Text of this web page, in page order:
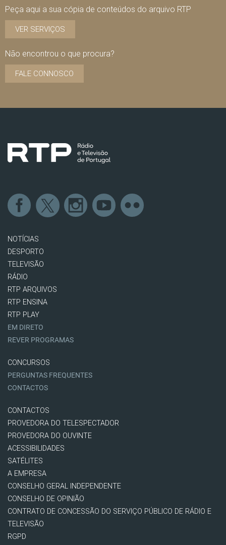
Peça aqui a sua cópia de conteúdos do arquivo RTP
VER SERVIÇOS
Não encontrou o que procura?
FALE CONNOSCO
NOTÍCIAS
DESPORTO
TELEVISÃO
RÁDIO
RTP ARQUIVOS
RTP ENSINA
RTP PLAY
EM DIRETO
REVER PROGRAMAS
CONCURSOS
PERGUNTAS FREQUENTES
CONTACTOS
CONTACTOS
PROVEDORA DO TELESPECTADOR
PROVEDORA DO OUVINTE
ACESSIBILIDADES
SATÉLITES
A EMPRESA
CONSELHO GERAL INDEPENDENTE
CONSELHO DE OPINIÃO
CONTRATO DE CONCESSÃO DO SERVIÇO PÚBLICO DE RÁDIO E
TELEVISÃO
RGPD